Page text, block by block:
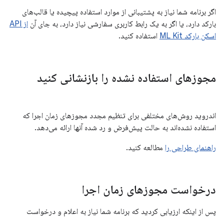
اگر برنامه شما نیاز به پشتیبانی از موارد استفاده پیچیده یا قالب‌های
بارکد دارد، یا اگر به یک رابط کاربری سفارشی نیاز دارد، به جای آن
از API
اسکن بارکد ML Kit
استفاده کنید.
مجوزهای استفاده نشده را بازنشانی کنید
اندروید روش‌های مختلفی برای تنظیم مجدد مجوزهای زمان اجرا که
استفاده نشده‌اند به حالت پیش‌فرض و رد شده آنها ارائه می‌دهد.
راهنمای طراحی را مطالعه کنید.
درخواست مجوزهای زمان اجرا
پس از اینکه ارزیابی کردید که برنامه شما نیاز به اعلام و درخواست